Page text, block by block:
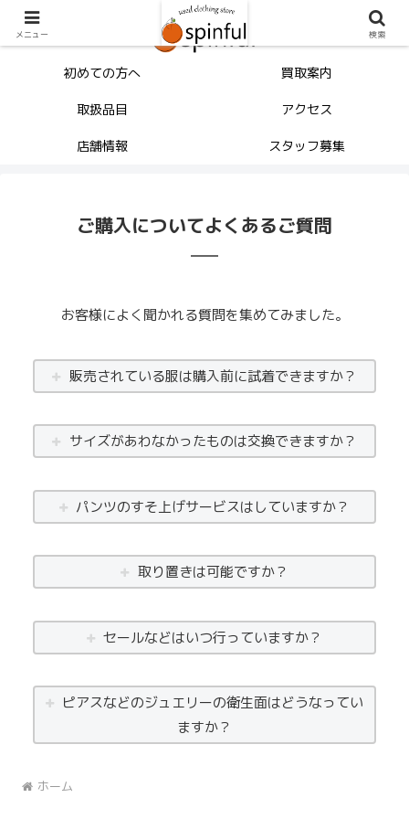
初めての方へ 買取案内
取扱品目 アクセス
店舗情報 スタッフ募集
ご購入についてよくあるご質問
お客様によく聞かれる質問を集めてみました。
販売されている服は購入前に試着できますか？
サイズがあわなかったものは交換できますか？
パンツのすそ上げサービスはしていますか？
取り置きは可能ですか？
セールなどはいつ行っていますか？
ピアスなどのジュエリーの衛生面はどうなってい
ますか？
ホーム
メニュー 検索